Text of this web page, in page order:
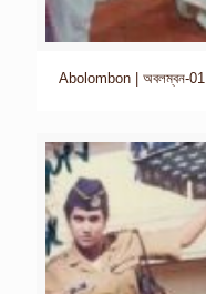
Abolombon | অবলম্বন-01